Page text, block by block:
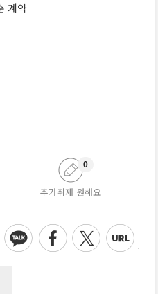
계약
추가취재 원해요
0